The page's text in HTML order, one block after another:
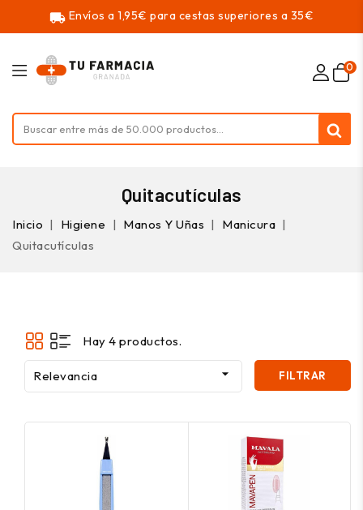
local_shipping Envíos a 1,95€ para cestas superiores a 35€
0
Quitacutículas
Inicio Higiene Manos Y Uñas
Manicura
Quitacutículas
Hay 4 productos.
Relevancia  FILTRAR